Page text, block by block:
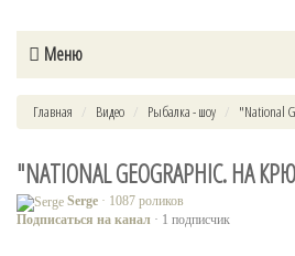
Меню
Главная Видео Рыбалка - шоу "National
"NATIONAL GEOGRAPHIC.
Serge · 1087 роликов
Подписаться на канал · 1 подписчик